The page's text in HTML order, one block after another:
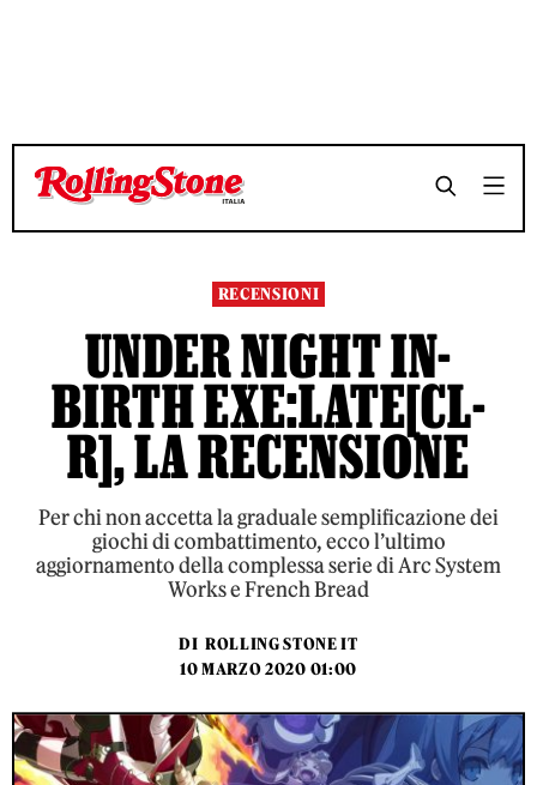
TEMPO DI LETTURA 6 MINUTI SHARE
TEMPO DI LETTURA 6 MINUTI SHARE
RECENSIONI
UNDER NIGHT IN-
BIRTH EXE:LATE[CL-
R], LA RECENSIONE
Per chi non accetta la graduale semplificazione dei
giochi di combattimento, ecco l’ultimo
aggiornamento della complessa serie di Arc System
Works e French Bread
DI ROLLING STONE IT
10 MARZO 2020 01:00